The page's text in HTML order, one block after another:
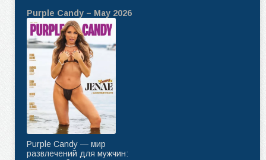
Purple Candy – May 2026
Purple Candy — мир
развлечений для мужчин: